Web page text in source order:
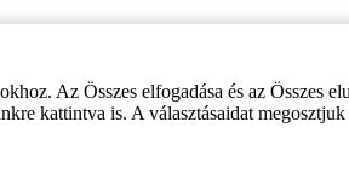
Az Összes elfogadása és az Összes
kattintva is. A választásaidat